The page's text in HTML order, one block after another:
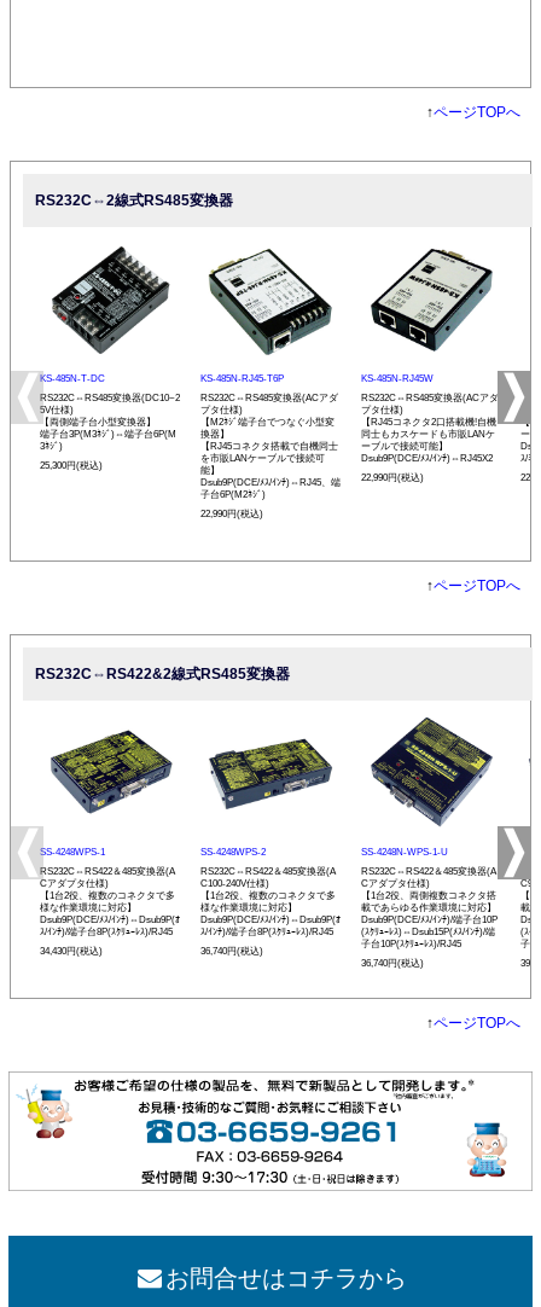
↑ページTOPへ
RS232C⇔2線式RS485変換器
KS-485N-T-DC
RS232C⇔RS485変換器(DC10~2
5V仕様)
【両側端子台小型変換器】
端子台3P(M3ﾈｼﾞ)⇔端子台6P(M
3ﾈｼﾞ)
25,300円(税込)
KS-485N-RJ45-T6P
RS232C⇔RS485変換器(ACアダ
プタ仕様)
【M2ﾈｼﾞ端子台でつなぐ小型変
換器】
【RJ45コネクタ搭載で自機同士
を市販LANケーブルで接続可
能】
Dsub9P(DCE/ﾒｽ/ｲﾝﾁ)⇔RJ45、端
子台6P(M2ﾈｼﾞ)
22,990円(税込)
KS-485N-RJ45W
RS232C⇔RS485変換器(ACアダ
プタ仕様)
【RJ45コネクタ2口搭載機!自機
同士もカスケードも市販LANケ
ーブルで接続可能】
Dsub9P(DCE/ﾒｽ/ｲﾝﾁ)⇔RJ45X2
22,990円(税込)
【
ー
ｽ/ﾐﾘ)
↑ページTOPへ
RS232C⇔RS422&2線式RS485変換器
SS-4248WPS-1
RS232C⇔RS422＆485変換器(A
Cアダプタ仕様)
【1台2役、複数のコネクタで多
様な作業環境に対応】
Dsub9P(DCE/ﾒｽ/ｲﾝﾁ)⇔Dsub9P(ｵ
ｽ/ｲﾝﾁ)/端子台8P(ｽｸﾘｭｰﾚｽ)/RJ45
34,430円(税込)
SS-4248WPS-2
RS232C⇔RS422＆485変換器(A
C100-240V仕様)
【1台2役、複数のコネクタで多
様な作業環境に対応】
Dsub9P(DCE/ﾒｽ/ｲﾝﾁ)⇔Dsub9P(ｵ
ｽ/ｲﾝﾁ)/端子台8P(ｽｸﾘｭｰﾚｽ)/RJ45
36,740円(税込)
SS-4248N-WPS-1-U
RS232C⇔RS422＆485変換器(A
Cアダプタ仕様)
【1台2役、両側複数コネクタ搭
載であらゆる作業環境に対応】
Dsub9P(DCE/ﾒｽ/ｲﾝﾁ)/端子台10P
(ｽｸﾘｭｰﾚｽ)⇔Dsub15P(ﾒｽ/ｲﾝﾁ)/端
子台10P(ｽｸﾘｭｰﾚｽ)/RJ45
36,740円(税込)
SS-
【
載
(ｽｸ
子台
↑ページTOPへ
お問合せはコチラから